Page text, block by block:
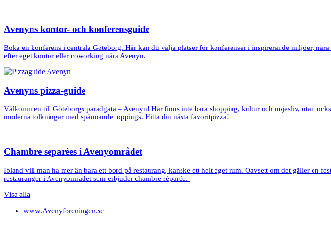
Avenyns kontor- och konferensguide
Boka en konferens i centrala Göteborg. Här kan du välja platser för konferenser i inspirerande miljöer,
efter eget kontor eller coworking nära Avenyn.
Avenyns pizza-guide
Välkommen till Göteborgs paradgata – Avenyn! Här finns inte bara shopping, kultur och nöjesliv, utan
moderna tolkningar med spännande toppings. Hitta din nästa favoritpizza!
Chambre separées i Avenyområdet
Ibland vill man ha mer än bara ett bord på restaurang, kanske ett helt eget rum. Oavsett om det gäller en
restauranger i Avenyområdet som erbjuder chambre séparée.
Visa alla
www.Avenyforeningen.se